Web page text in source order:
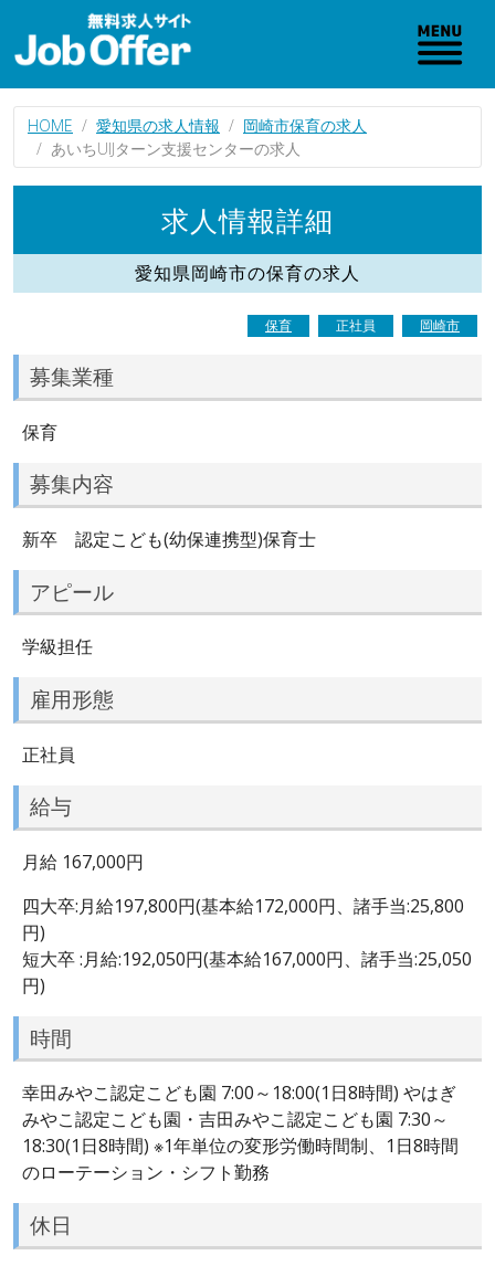
HOME 愛知県の求人情報
岡崎市保育の求人
あいちUIJターン支援センターの求人
求人情報詳細
愛知県岡崎市の保育の求人
保育 正社員 岡崎市
募集業種
保育
募集内容
新卒 認定こども(幼保連携型)保育士
アピール
学級担任
雇用形態
正社員
給与
月給 167,000円
四大卒:月給197,800円(基本給172,000円、諸手当:25,800
円)
短大卒 :月給:192,050円(基本給167,000円、諸手当:25,050
円)
時間
幸田みやこ認定こども園 7:00～18:00(1日8時間) やはぎ
みやこ認定こども園・吉田みやこ認定こども園 7:30～
18:30(1日8時間) ※1年単位の変形労働時間制、1日8時間
のローテーション・シフト勤務
休日